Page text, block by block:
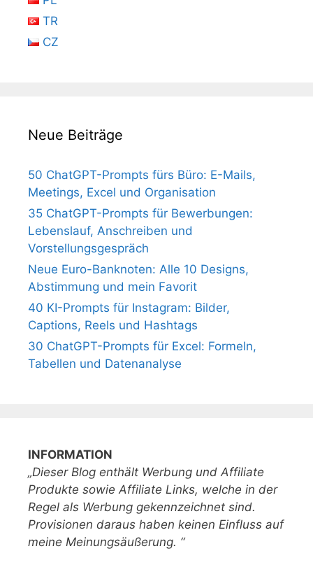
TR
CZ
Neue Beiträge
50 ChatGPT-Prompts fürs Büro: E-Mails,
Meetings, Excel und Organisation
35 ChatGPT-Prompts für Bewerbungen:
Lebenslauf, Anschreiben und
Vorstellungsgespräch
Neue Euro-Banknoten: Alle 10 Designs,
Abstimmung und mein Favorit
40 KI-Prompts für Instagram: Bilder,
Captions, Reels und Hashtags
30 ChatGPT-Prompts für Excel: Formeln,
Tabellen und Datenanalyse
INFORMATION
„Dieser Blog enthält Werbung und Affiliate
Produkte sowie Affiliate Links, welche in der
Regel als Werbung gekennzeichnet sind.
Provisionen daraus haben keinen Einfluss auf
meine Meinungsäußerung. “